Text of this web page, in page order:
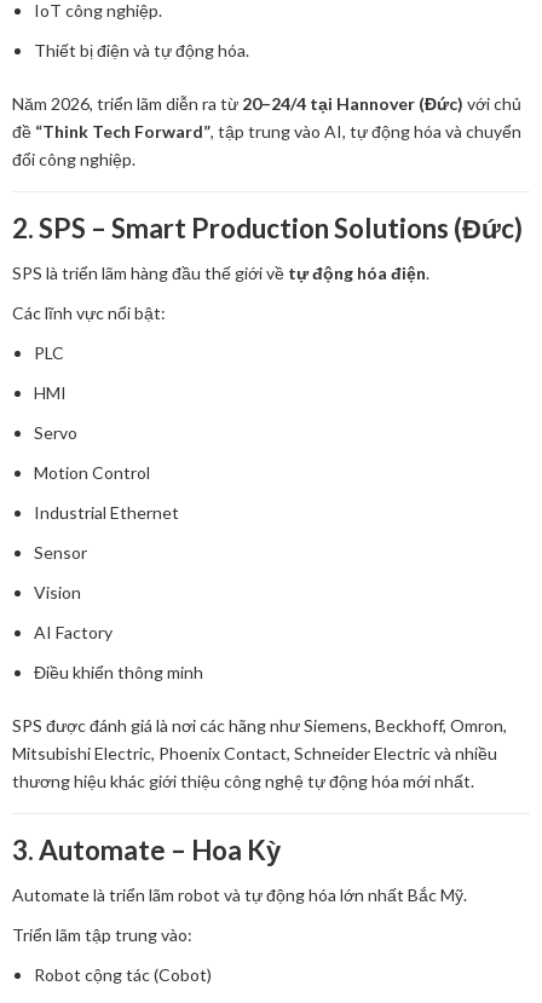
IoT công nghiệp.
Thiết bị điện và tự động hóa.
Năm 2026, triển lãm diễn ra từ 20–24/4 tại Hannover (Đức) với chủ
đề “Think Tech Forward”, tập trung vào AI, tự động hóa và chuyển
đổi công nghiệp.
2. SPS – Smart Production Solutions (Đức)
SPS là triển lãm hàng đầu thế giới về tự động hóa điện.
Các lĩnh vực nổi bật:
PLC
HMI
Servo
Motion Control
Industrial Ethernet
Sensor
Vision
AI Factory
Điều khiển thông minh
SPS được đánh giá là nơi các hãng như Siemens, Beckhoff, Omron,
Mitsubishi Electric, Phoenix Contact, Schneider Electric và nhiều
thương hiệu khác giới thiệu công nghệ tự động hóa mới nhất.
3. Automate – Hoa Kỳ
Automate là triển lãm robot và tự động hóa lớn nhất Bắc Mỹ.
Triển lãm tập trung vào:
Robot cộng tác (Cobot)